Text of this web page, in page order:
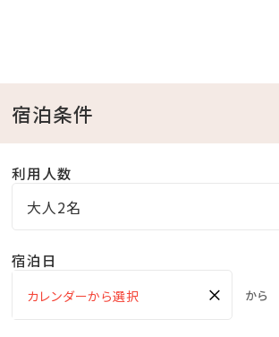
＜施設のご案内＞
●ガーデンプール利用無料
【期間】4月～10月頃
●インドアプール利用無料
【期間】通年
宿泊条件
利用人数
大人2名
宿泊日
× から